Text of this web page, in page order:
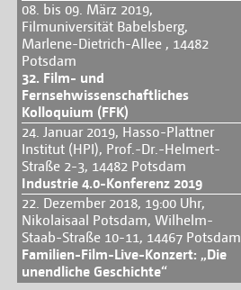
08. bis 09. März 2019,
Filmuniversität Babelsberg,
Marlene-Dietrich-Allee , 14482
Potsdam
32. Film- und
Fernsehwissenschaftliches
Kolloquium (FFK)
24. Januar 2019, Hasso-Plattner
Institut (HPI), Prof.-Dr.-Helmert-
Straße 2-3, 14482 Potsdam
Industrie 4.0-Konferenz 2019
22. Dezember 2018, 19:00 Uhr,
Nikolaisaal Potsdam, Wilhelm-
Staab-Straße 10-11, 14467 Potsdam
Familien-Film-Live-Konzert: „Die
unendliche Geschichte“